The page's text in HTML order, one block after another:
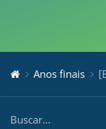
Anos finais